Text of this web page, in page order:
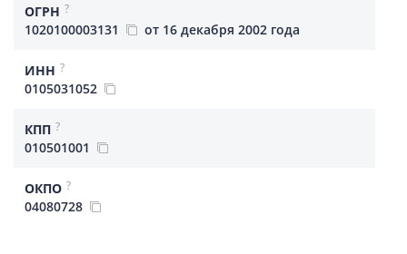
ОГРН ?
1020100003131 от 16 декабря 2002 года
ИНН ?
0105031052
КПП ?
010501001
ОКПО ?
04080728